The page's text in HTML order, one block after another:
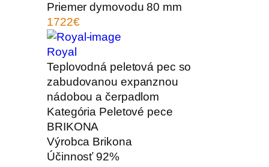
Priemer dymovodu 80 mm
1722€
Royal
Teplovodná peletová pec so
zabudovanou expanznou
nádobou a čerpadlom
Kategória Peletové pece
BRIKONA
Výrobca Brikona
Účinnosť92%